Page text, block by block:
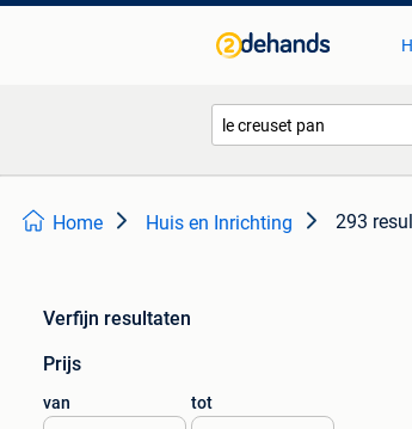
Home Huis en Inrichting 293
Verfijn resultaten
Prijs
van tot